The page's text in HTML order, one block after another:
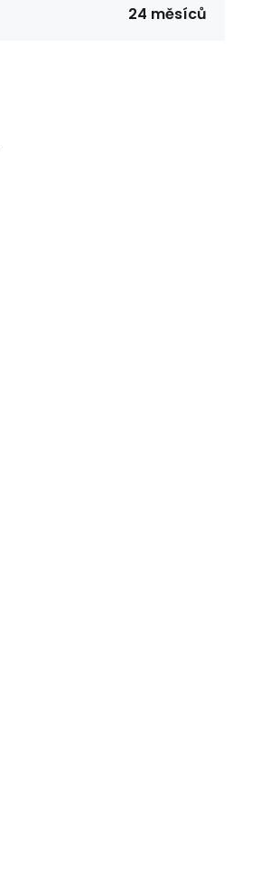
24 měsíců